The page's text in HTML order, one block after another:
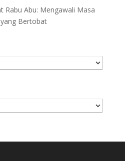
Rabu Abu: Mengawali Masa
Bertobat